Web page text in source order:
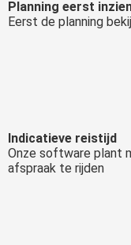
Planning eerst
Eerst de planning
Indicatieve reistijd
Onze software plant
afspraak te rijden